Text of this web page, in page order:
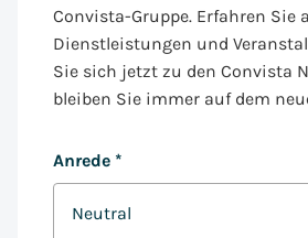
Convista-Gruppe. Erfahren Sie
Dienstleistungen und
Sie sich jetzt zu den Convista
bleiben Sie immer auf dem
Anrede *